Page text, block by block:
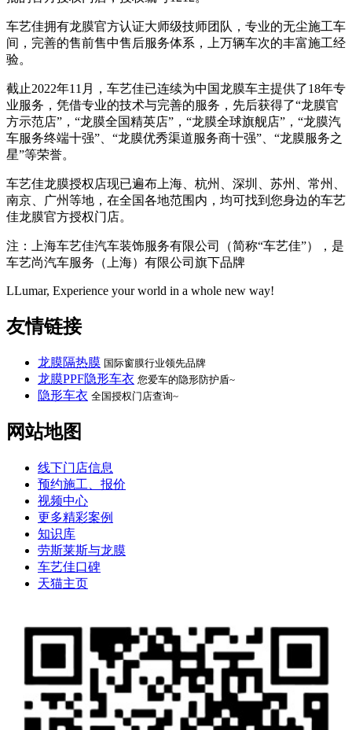
车艺佳拥有龙膜官方认证大师级技师团队，专业的无尘施工车
间，完善的售前售中售后服务体系，上万辆车次的丰富施工经
验。
截止2022年11月，车艺佳已连续为中国龙膜车主提供了18年专
业服务，凭借专业的技术与完善的服务，先后获得了“龙膜官
方示范店”，“龙膜全国精英店”，“龙膜全球旗舰店”，“龙膜汽
车服务终端十强”、“龙膜优秀渠道服务商十强”、“龙膜服务之
星”等荣誉。
车艺佳龙膜授权店现已遍布上海、杭州、深圳、苏州、常州、
南京、广州等地，在全国各地范围内，均可找到您身边的车艺
佳龙膜官方授权门店。
注：上海车艺佳汽车装饰服务有限公司（简称“车艺佳”），是
车艺尚汽车服务（上海）有限公司旗下品牌
LLumar, Experience your world in a whole new way!
友情链接
龙膜隔热膜 国际窗膜行业领先品牌
龙膜PPF隐形车衣 您爱车的隐形防护盾~
隐形车衣 全国授权门店查询~
网站地图
线下门店信息
预约施工、报价
视频中心
更多精彩案例
知识库
劳斯莱斯与龙膜
车艺佳口碑
天猫主页